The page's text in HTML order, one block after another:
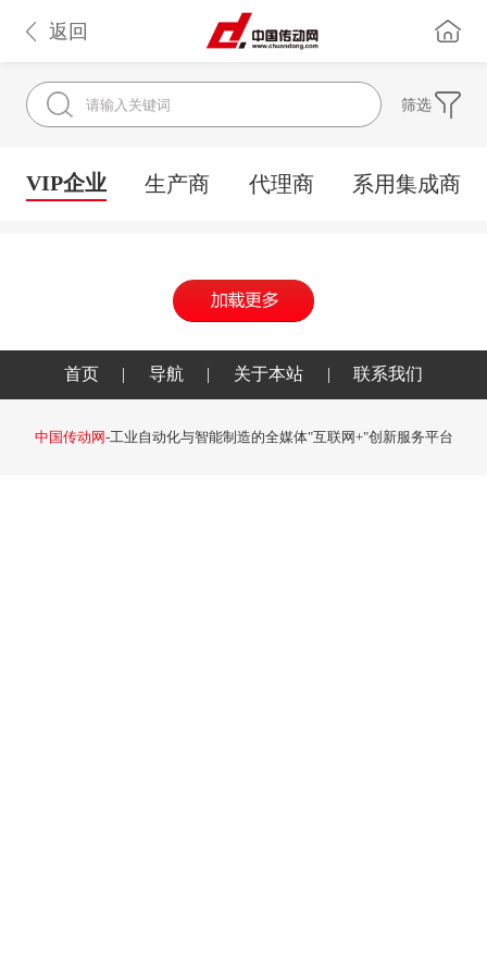
返回
筛选
VIP企业 生产商 代理商 系用集成商
首页 | 导航 | 关于本站 | 联系我们
中国传动网-工业自动化与智能制造的全媒体"互联网+"创新服务平台